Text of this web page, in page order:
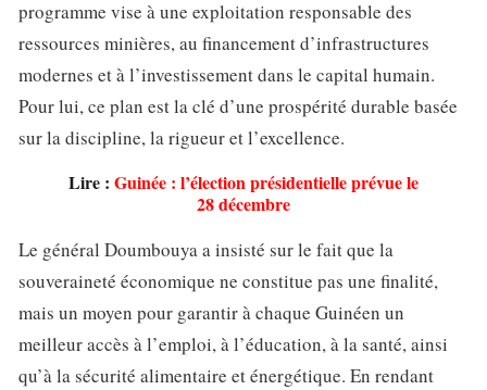
programme vise à une exploitation responsable des
ressources minières, au financement d’infrastructures
modernes et à l’investissement dans le capital humain.
Pour lui, ce plan est la clé d’une prospérité durable basée
sur la discipline, la rigueur et l’excellence.
Lire : Guinée : l’élection présidentielle prévue le
28 décembre
Le général Doumbouya a insisté sur le fait que la
souveraineté économique ne constitue pas une finalité,
mais un moyen pour garantir à chaque Guinéen un
meilleur accès à l’emploi, à l’éducation, à la santé, ainsi
qu’à la sécurité alimentaire et énergétique. En rendant